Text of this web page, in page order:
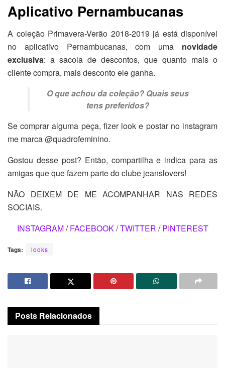
Aplicativo Pernambucanas
A coleção Primavera-Verão 2018-2019 já está disponível
no aplicativo Pernambucanas, com uma novidade
exclusiva: a sacola de descontos, que quanto mais o
cliente compra, mais desconto ele ganha.
O que achou da coleção? Quais seus
tens preferidos?
Se comprar alguma peça, fizer look e postar no instagram
me marca @quadrofeminino.
Gostou desse post? Então, compartilha e indica para as
amigas que que fazem parte do clube jeanslovers!
NÃO DEIXEM DE ME ACOMPANHAR NAS REDES
SOCIAIS.
INSTAGRAM/FACEBOOK/TWITTER /PINTEREST
Tags: looks
Posts Relacionados